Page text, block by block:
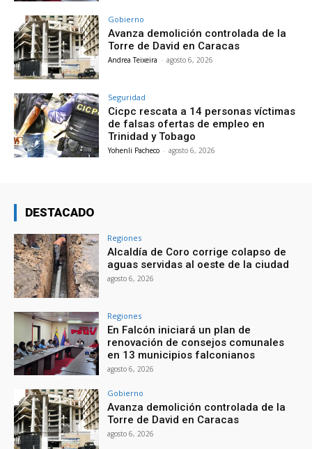
Gobierno
Avanza demolición controlada de la
Torre de David en Caracas
Andrea Teixeira - agosto 6, 2026
Seguridad
Cicpc rescata a 14 personas víctimas
de falsas ofertas de empleo en
Trinidad y Tobago
Yohenli Pacheco - agosto 6, 2026
DESTACADO
Regiones
Alcaldía de Coro corrige colapso de
aguas servidas al oeste de la ciudad
agosto 6, 2026
Regiones
En Falcón iniciará un plan de
renovación de consejos comunales
en 13 municipios falconianos
agosto 6, 2026
Gobierno
Avanza demolición controlada de la
Torre de David en Caracas
agosto 6, 2026